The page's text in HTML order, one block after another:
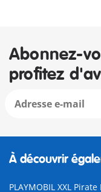
Abonnez-
profitez
À découvrir
PLAYMOBIL XXL Pirate